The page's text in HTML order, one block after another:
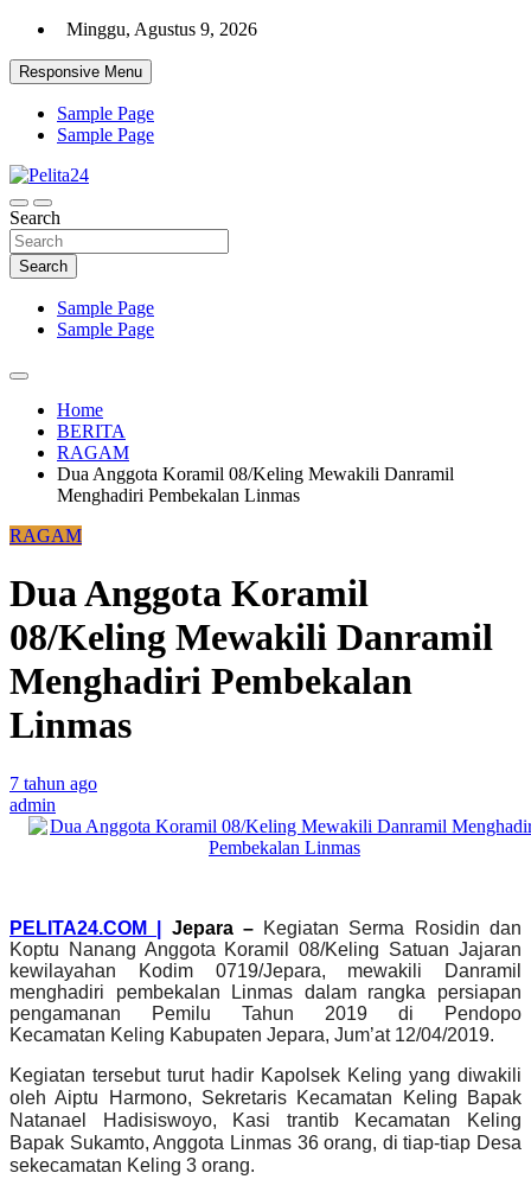
Skip
content
Minggu, Agustus 9, 2026
Responsive Menu
Sample Page
Sample Page
Pelita24
Aktual, Mendalam dan Terpercaya
Search
Search
Sample Page
Sample Page
Home
BERITA
RAGAM
Dua Anggota Koramil 08/Keling Mewakili Danramil
Menghadiri Pembekalan Linmas
RAGAM
Dua Anggota Koramil
08/Keling Mewakili Danramil
Menghadiri Pembekalan
Linmas
7 tahun ago
admin
PELITA24.COM | Jepara – Kegiatan Serma Rosidin dan
Koptu Nanang Anggota Koramil 08/Keling Satuan Jajaran
kewilayahan Kodim 0719/Jepara, mewakili Danramil
menghadiri pembekalan Linmas dalam rangka persiapan
pengamanan Pemilu Tahun 2019 di Pendopo
Kecamatan Keling Kabupaten Jepara, Jum’at 12/04/2019.
Kegiatan tersebut turut hadir Kapolsek Keling yang diwakili
oleh Aiptu Harmono, Sekretaris Kecamatan Keling Bapak
Natanael Hadisiswoyo, Kasi trantib Kecamatan Keling
Bapak Sukamto, Anggota Linmas 36 orang, di tiap-tiap Desa
sekecamatan Keling 3 orang.